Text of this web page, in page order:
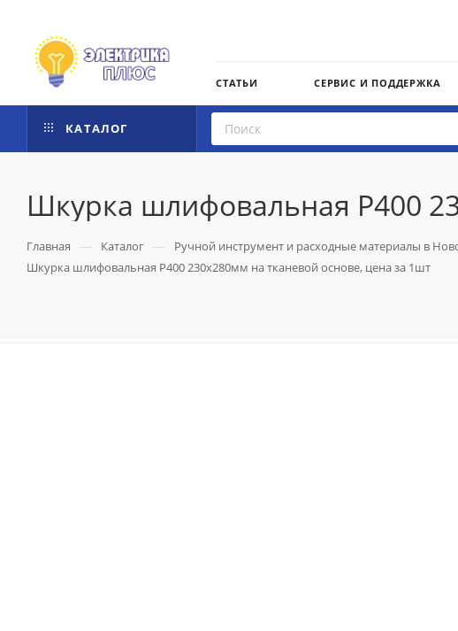
СТАТЬИ СЕРВИС И ПОДДЕРЖКА
КАТАЛОГ
Шкурка шлифовальная Р400
Главная — Каталог — Ручной инструмент и расходные материалы в
Шкурка шлифовальная Р400 230х280мм на тканевой основе, цена за 1шт